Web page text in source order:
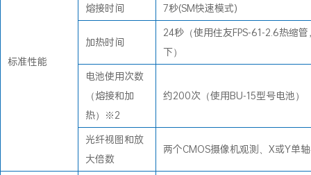
标准性能
熔接时间
7秒(SM快速模式)
加热时间
24秒（使用住友FPS-61-2.6热缩
下）
电池使用次数
（熔接和加
热）※2
约200次（使用BU-15型号电池）
光纤视图和放
大倍数
两个CMOS摄像机观测、X或Y单